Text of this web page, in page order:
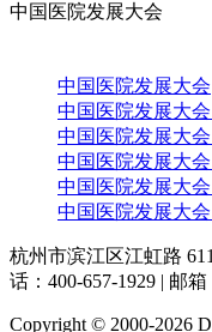
中国医院发展大会
中国医院发展大会
中国医院发展大会
中国医院发展大会
中国医院发展大会
中国医院发展大会
中国医院发展大会
杭州市滨江区江虹路
话：400-657-1929 | 邮箱
Copyright © 2000-2026